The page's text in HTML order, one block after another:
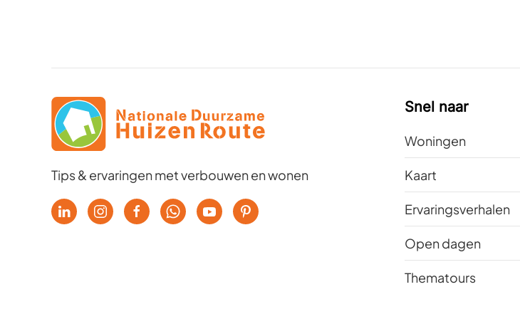
Tips & ervaringen met verbouwen en wonen
Snel naar
Woningen
Kaart
Ervaringsverhalen
Open dagen
Thematours